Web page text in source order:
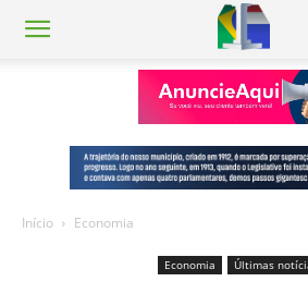
Início Economia
Economia Últimas